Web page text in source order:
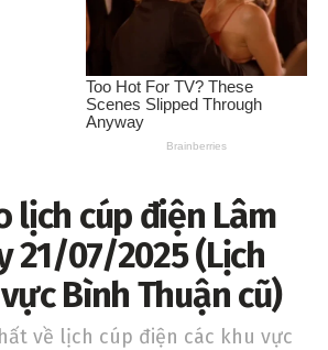
lịch cúp điện Lâm
21/07/2025 (Lịch
Bình Thuận cũ)
về lịch cúp điện các khu vực